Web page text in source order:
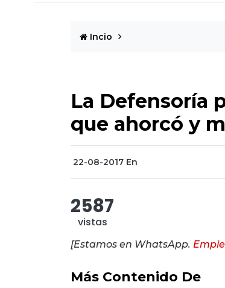
Incio
La Defensoría
que ahorcó y
22-08-2017 En
2587
vistas
[Estamos en WhatsApp.
Más Contenido De